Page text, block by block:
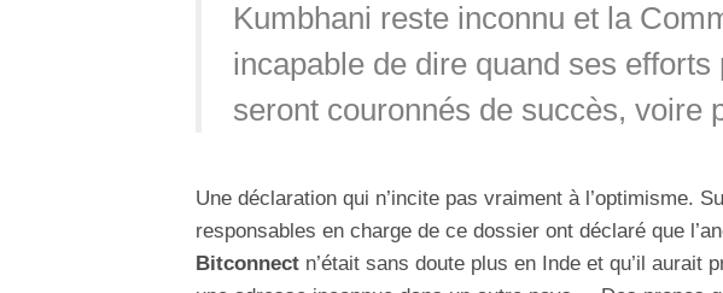
Kumbhani reste inconnu et la
incapable de dire quand ses
seront couronnés de succès, voire
Une déclaration qui n’incite pas vraiment à l’optimisme.
responsables en charge de ce dossier ont déclaré que
Bitconnect n’était sans doute plus en Inde et qu’il aurait